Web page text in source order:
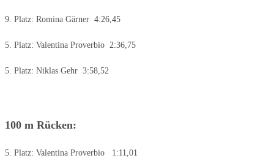
9. Platz: Romina Gärner 4:26,45
5. Platz: Valentina Proverbio 2:36,75
5. Platz: Niklas Gehr 3:58,52
100 m Rücken:
5. Platz: Valentina Proverbio 1:11,01